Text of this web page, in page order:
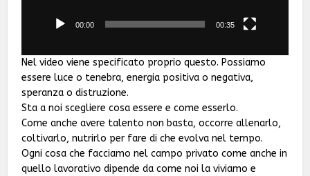
00:00 00:35
Nel video viene specificato proprio questo. Possiamo
essere luce o tenebra, energia positiva o negativa,
speranza o distruzione.
Sta a noi scegliere cosa essere e come esserlo.
Come anche avere talento non basta, occorre allenarlo,
coltivarlo, nutrirlo per fare di che evolva nel tempo.
Ogni cosa che facciamo nel campo privato come anche in
quello lavorativo dipende da come noi la viviamo e